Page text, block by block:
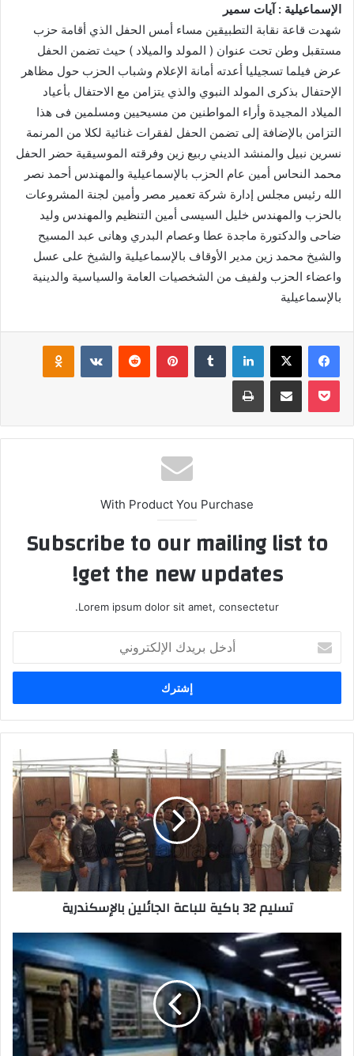
الإسماعيلية : آيات سمير
شهدت قاعة نقابة التطبيقين مساء أمس الحفل الذي أقامة حزب
مستقبل وطن تحت عنوان ( المولد والميلاد ) حيث تضمن الحفل
عرض فيلما تسجيليا أعدته أمانة الإعلام وشباب الحزب حول مظاهر
الإحتفال بذكرى المولد النبوي والذي يتزامن مع الاحتفال بأعياد
الميلاد المجيدة وأراء المواطنين من مسيحيين ومسلمين فى هذا
التزامن بالإضافة إلى تضمن الحفل لفقرات غنائية لكلا من المرنمة
نسرين نبيل والمنشد الديني ربيع زين وفرقته الموسيقية حضر الحفل
محمد النحاس أمين عام الحزب بالإسماعيلية والمهندس أحمد نصر
الله رئيس مجلس إدارة شركة تعمير مصر وأمين لجنة المشروعات
بالحزب والمهندس خليل السيسى أمين التنظيم والمهندس وليد
ضاحى والدكتورة ماجدة عطا وعصام البدري وهانى عبد المسيح
والشيخ محمد زين مدير الأوقاف بالإسماعيلية والشيخ على عسل
واعضاء الحزب ولفيف من الشخصيات العامة والسياسية والدينية
بالإسماعيلية
فيسبوك ‫X لينكدإن بينتيريست
‫Pocket مشاركة عبر البريد طباعة
With Product You Purchase
Subscribe to our mailing list to
get the new updates!
Lorem ipsum dolor sit amet, consectetur.
بريدك
الإلكتروني
تسليم 32 باكية للباعة الجائلين بالإسكندرية